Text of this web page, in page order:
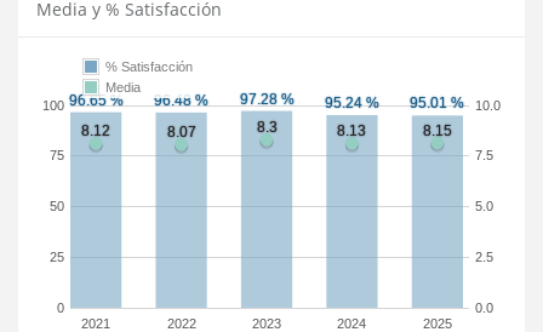
Media y % Satisfacción
2021 2022 2023 2024 2025
0
25
50
75
100
0.0
2.5
5.0
7.5
10.0
% Satisfacción
Media